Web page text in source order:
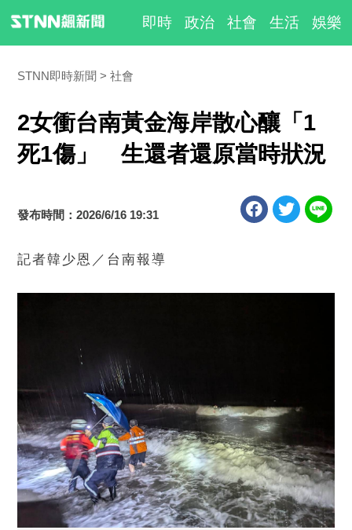
即時 政治 社會 生活 娛樂
STNN即時新聞 社會
2女衝台南黃金海岸散心釀「1
死1傷」 生還者還原當時狀況
發布時間：2026/6/16 19:31
記者韓少恩／台南報導